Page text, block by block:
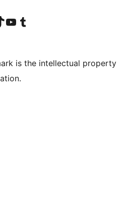
যাওক
আমাৰ YouTube চেনেললৈ যাওকআমাৰ Tumblr একাউণ্টলৈ যাওক
is the intellectual property